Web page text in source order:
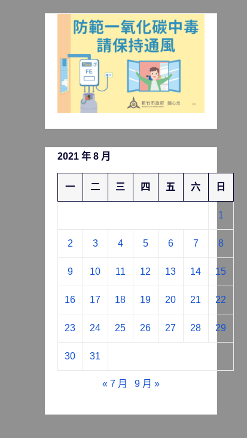
分
2021 年 8 月
一 二 三 四 五 六 日
1
2 3 4 5 6 7 8
9 10 11 12 13 14 15
16 17 18 19 20 21 22
23 24 25 26 27 28 29
30 31
« 7 月 9 月 »